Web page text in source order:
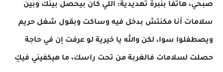
صبحي، هاتفا بنبرة تهديدية: اللي كان بيحصل بينك وبين
سلامات أنا مكنتش بدخل فيه وساكت وبقول شغل حريم
ويصطفلوا سوا، لكن والله يا خيرية لو عرفت إن في حاجة
حصلت لسلامات فالغربة من تحت راسك، ما هيكفيني فيكِ